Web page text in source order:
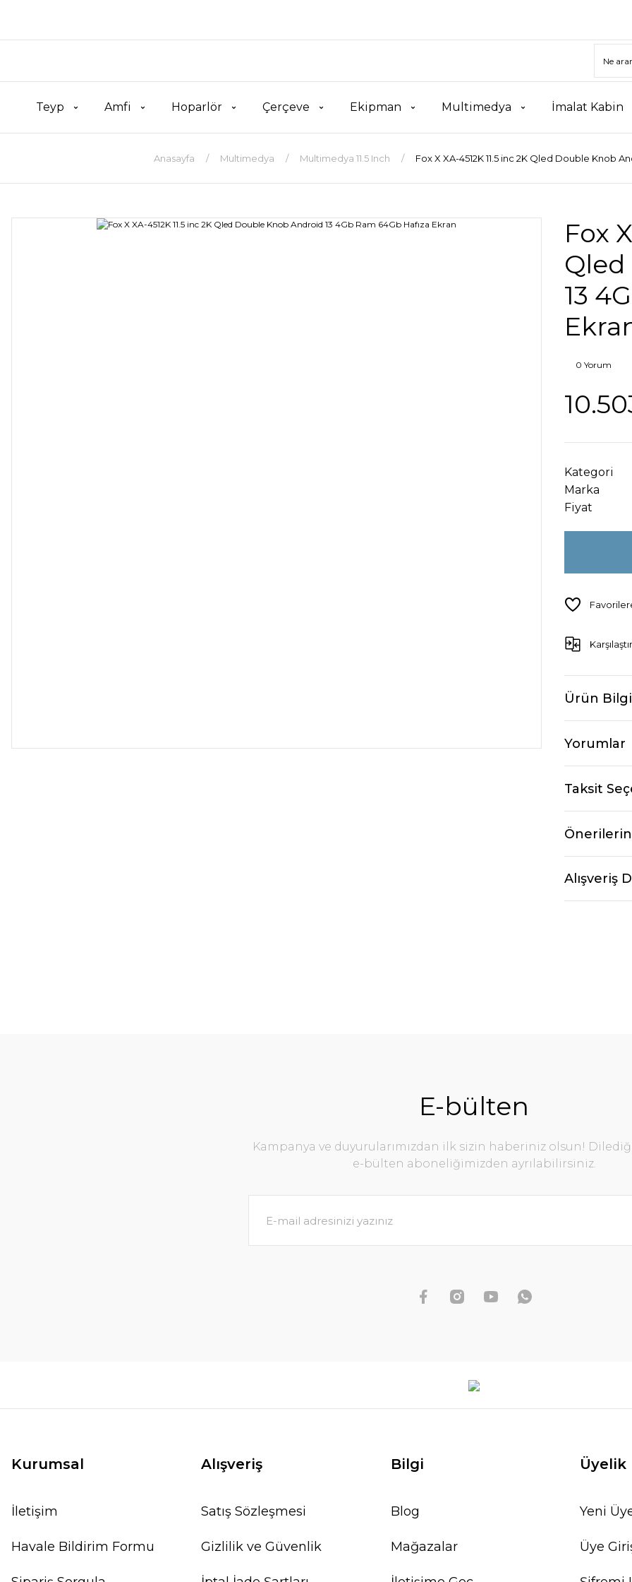
Teyp Amfi Hoparlör Çerçeve Ekipman Multimedya İmalat Kabin
Anasayfa Multimedya Multimedya 11.5 Inch Fox X XA-4512K 11.5 inc 2K Qled Double Knob
Fox
13
0 Yorum
Kategori
Marka
Fiyat
Karşılaştır
Ürün
Yorumlar
Taksit
Alışveriş
E-bülten
Kampanya ve duyurularımızdan ilk sizin haberiniz olsun!
e-bülten aboneliğimizden ayrılabilirsiniz.
Kurumsal
İletişim
Havale Bildirim Formu
Alışveriş
Satış Sözleşmesi
Gizlilik ve Güvenlik
Bilgi
Blog
Mağazalar
Üyelik
Yeni
Üye